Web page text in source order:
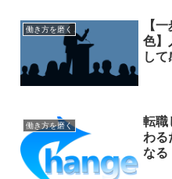
働き方を磨く
【
色】
して
働き方を磨く
転職
わる
なる